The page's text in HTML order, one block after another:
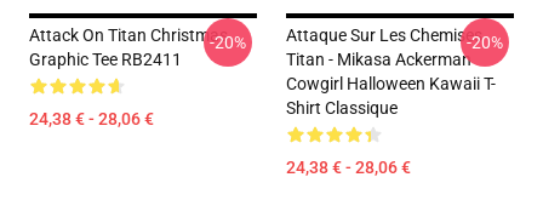
Attack On Titan Christmas
Graphic Tee RB2411
24,38 € - 28,06 €
-20%
Attaque Sur Les Chemises
Titan - Mikasa Ackerman
Cowgirl Halloween Kawaii T-
Shirt Classique
24,38 € - 28,06 €
-20%